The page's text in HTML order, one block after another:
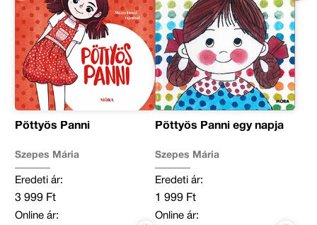
Pöttyös Panni
Szepes Mária
Eredeti ár:
3 999 Ft
Online ár:
Pöttyös Panni egy napja
Szepes Mária
Eredeti ár:
1 999 Ft
Online ár: